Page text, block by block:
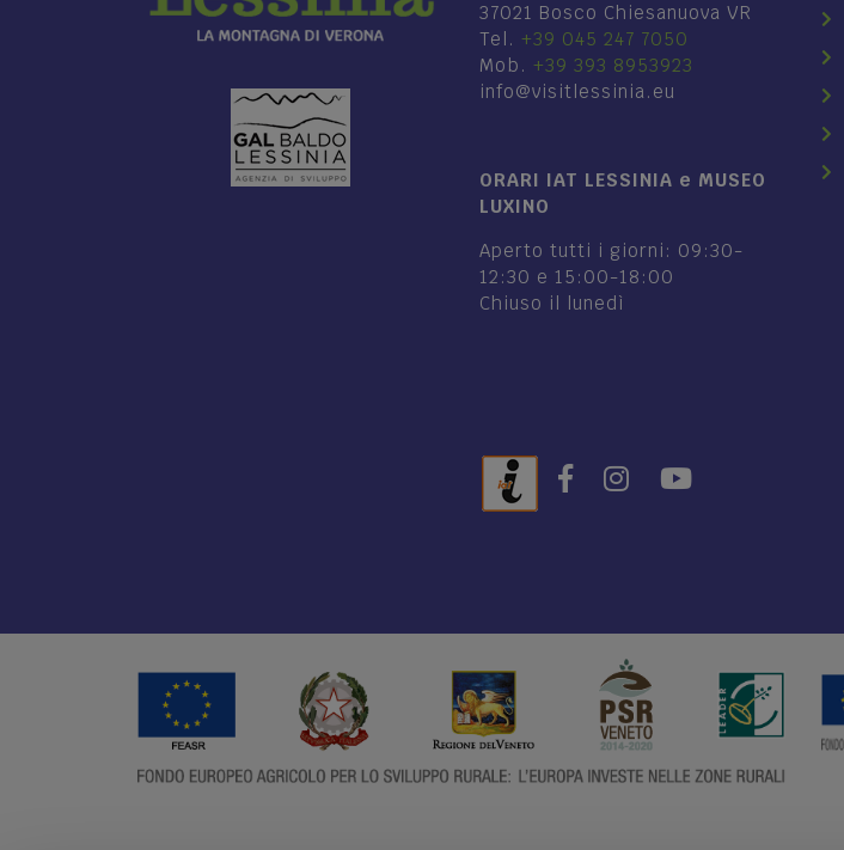
37021 Bosco Chiesanuova VR
Tel. +39 045 247 7050
Mob. +39 393 8953923
info@visitlessinia.eu
ORARI IAT LESSINIA e MUSEO
LUXINO
Aperto tutti i giorni: 09:30-
12:30 e 15:00-18:00
Chiuso il lunedì